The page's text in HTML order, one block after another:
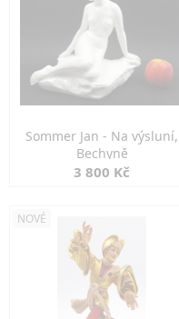
Sommer Jan - Na výsluní,
Bechyně
3 800 Kč
NOVÉ